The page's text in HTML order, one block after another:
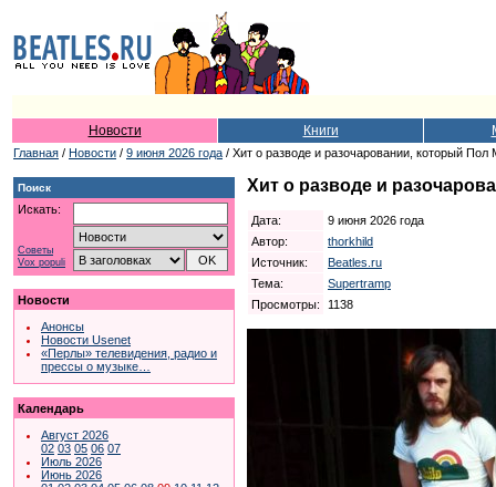
Новости Книги
Главная / Новости / 9 июня 2026 года / Хит о разводе и разочаровании, который
Поиск
Искать:
Советы
Vox populi
Новости
Анонсы
Новости Usenet
«Перлы» телевидения, радио и
прессы о музыке…
Календарь
Август 2026
02 03 05 06 07
Июль 2026
Июнь 2026
Хит о разводе и
Дата:
9 июня 2026 года
Автор:
thorkhild
Источник:
Beatles.ru
Тема:
Supertramp
Просмотры:
1138